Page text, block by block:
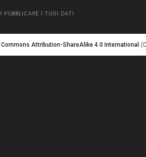
PUBBLICARE I TUOI DATI
Commons Attribution-ShareAlike 4.0 International